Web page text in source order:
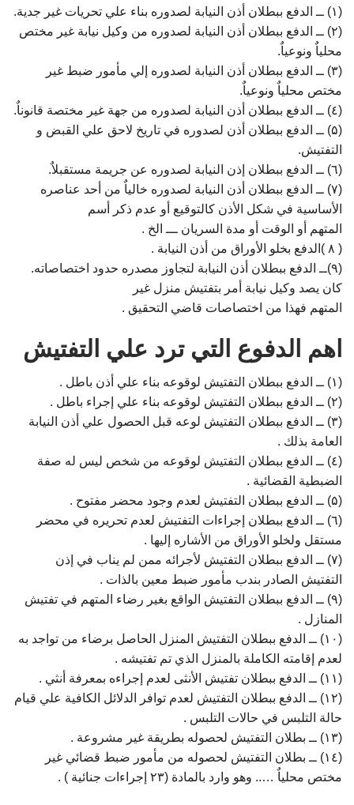
(۱) ــ الدفع ببطلان أذن النيابة لصدوره بناء علي تحريات غير جدية.
(۲) ــ الدفع ببطلان أذن النيابة لصدوره من وكيل نيابة غير مختص
محلياٌ ونوعياٌ.
(۳) ــ الدفع ببطلان أذن النيابة لصدوره إلي مأمور ضبط غير
مختص محلياٌ ونوعياٌ.
(٤) ــ الدفع ببطلان أذن النيابة لصدوره من جهة غير مختصة قانوناٌ.
(۵) ــ الدفع ببطلان أذن لصدوره في تاريخ لاحق علي القبض و
التفتيش.
(٦) ــ الدفع ببطلان إذن النيابة لصدوره عن جريمة مستقبلاٌ.
(۷) ــ الدفع ببطلان أذن النيابة لصدوره خالياٌ من أحد عناصره
الأساسية في شكل الأذن كالتوقيع أو عدم ذكر أسم
المتهم أو الوقت أو مدة السريان ـــ الخ .
( ۸ )الدفع بخلو الأوراق من أذن النيابة .
(۹)ــ الدفع ببطلان أذن النيابة لتجاوز مصدره حدود اختصاصاته.
كان يصد وكيل نيابة أمر بتفتيش منزل غير
المتهم فهذا من اختصاصات قاضي التحقيق .
اهم الدفوع التي ترد علي التفتيش
(۱) ــ الدفع ببطلان التفتيش لوقوعه بناء علي أذن باطل .
(۲) ــ الدفع ببطلان التفتيش لوقوعه بناء علي إجراء باطل .
(۳) ــ الدفع ببطلان التفتيش لوعه قبل الحصول علي أذن النيابة
العامة بذلك .
(٤) ــ الدفع ببطلان التفتيش لوقوعه من شخص ليس له صفة
الضبطية القضائية .
(۵) ــ الدفع ببطلان التفتيش لعدم وجود محضر مفتوح .
(٦) ــ الدفع ببطلان إجراءات التفتيش لعدم تحريره في محضر
مستقل ولخلو الأوراق من الأشاره إليها .
(۷) ــ الدفع ببطلان التفتيش لأجرائه ممن لم يناب في إذن
التفتيش الصادر بندب مأمور ضبط معين بالذات .
(۹) ــ الدفع ببطلان التفتيش الواقع بغير رضاء المتهم في تفتيش
المنازل .
(۱۰) ــ الدفع ببطلان التفتيش المنزل الحاصل برضاء من تواجد به
لعدم إقامته الكاملة بالمنزل الذي تم تفتيشه .
(۱۱) ــ الدفع ببطلان تفتيش الأنثى لعدم إجراءه بمعرفة أنثي .
(۱۲) ــ الدفع ببطلان التفتيش لعدم توافر الدلائل الكافية علي قيام
حالة التلبس في حالات التلبس .
(۱۳) ــ بطلان التفتيش لحصوله بطريقة غير مشروعة .
(۱٤) ــ بطلان التفتيش لحصوله من مأمور ضبط قضائي غير
مختص محلياٌ ….. وهو وارد بالمادة (۲۳ إجراءات جنائية ) .